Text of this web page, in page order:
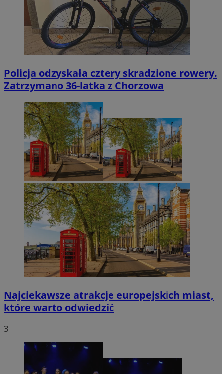
Policja odzyskała cztery skradzione rowery.
Zatrzymano 36-latka z Chorzowa
Najciekawsze atrakcje europejskich miast,
które warto odwiedzić
3